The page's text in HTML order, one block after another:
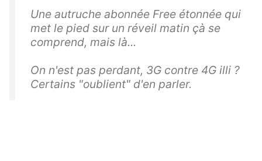
Une autruche abonnée Free étonnée qui
met le pied sur un réveil matin çà se
comprend, mais là...
On n'est pas perdant, 3G contre 4G illi ?
Certains "oublient" d'en parler.